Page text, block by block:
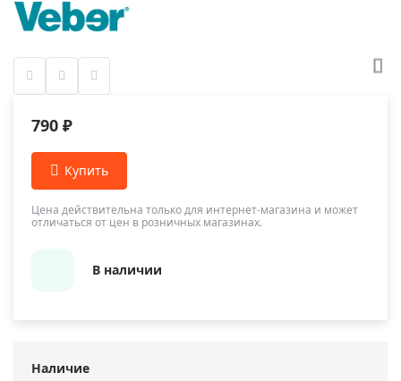
790 ₽
Цена действительна только для интернет-магазина и может
отличаться от цен в розничных магазинах.
В наличии
Наличие